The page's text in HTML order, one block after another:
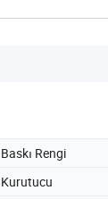
Baskı Rengi
Kurutucu